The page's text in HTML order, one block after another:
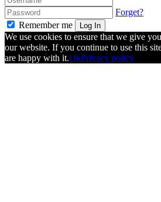
Forget?
Remember me
Log In
We use cookies to ensure that we give
our website. If you continue to use this
are happy with it.OkPrivacy policy